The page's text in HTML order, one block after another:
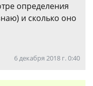
определения
и сколько оно
6 декабря 2018 г. 0:40